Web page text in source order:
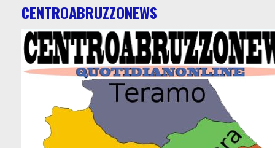
CENTROABRUZZONEWS